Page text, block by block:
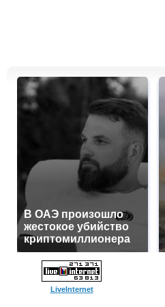
В ОАЭ произошло
жестокое убийство
криптомиллионера
LiveInternet